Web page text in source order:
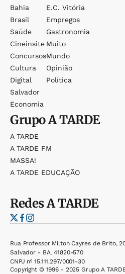
Bahia
Brasil
Saúde
Cineinsite
Concursos
Cultura
Digital
Salvador
Economia
E.c. Vitória
Empregos
Gastronomia
Muito
Mundo
Opinião
Política
GrupoA TARDE
A TARDE
A TARDE FM
MASSA!
A TARDE EDUCAÇÃO
RedesA TARDE
Rua Professor Milton Cayres de Brito,
Salvador - BA, 41820-570
CNPJ nº 15.111.297/0001-30
Copyright © 1996 - 2025 Grupo A